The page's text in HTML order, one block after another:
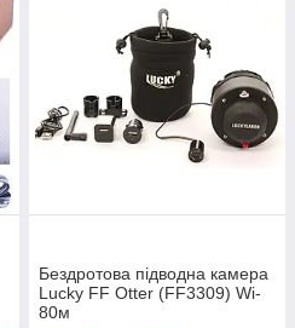
Бездротова підводна камера
Lucky FF Otter (FF3309) Wi-
80м